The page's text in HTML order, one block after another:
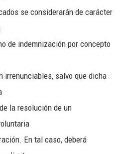
se considerarán de carácter
de indemnización por concepto
irrenunciables, salvo que dicha
la resolución de un
En tal caso, deberá